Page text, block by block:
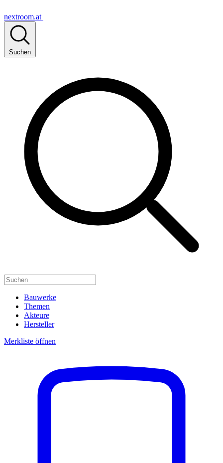
nextroom.at
Suchen
Bauwerke
Themen
Akteure
Hersteller
Merkliste öffnen